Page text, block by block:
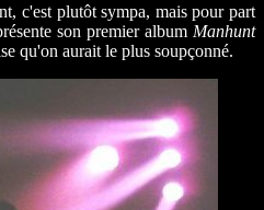
c'est plutôt sympa, mais pour part
son premier album Manhunt
qu'on aurait le plus soupçonné.